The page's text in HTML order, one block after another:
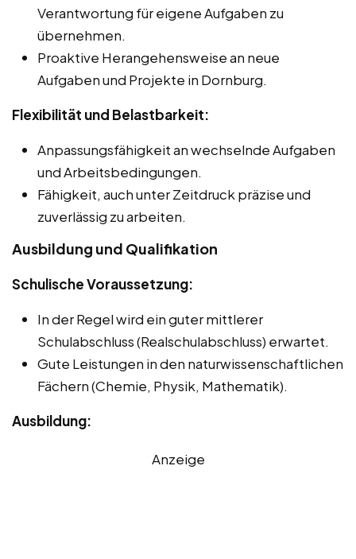
Verantwortung für eigene Aufgaben zu
übernehmen.
Proaktive Herangehensweise an neue
Aufgaben und Projekte in Dornburg.
Flexibilität und Belastbarkeit:
Anpassungsfähigkeit an wechselnde Aufgaben
und Arbeitsbedingungen.
Fähigkeit, auch unter Zeitdruck präzise und
zuverlässig zu arbeiten.
Ausbildung und Qualifikation
Schulische Voraussetzung:
In der Regel wird ein guter mittlerer
Schulabschluss (Realschulabschluss) erwartet.
Gute Leistungen in den naturwissenschaftlichen
Fächern (Chemie, Physik, Mathematik).
Ausbildung:
Anzeige